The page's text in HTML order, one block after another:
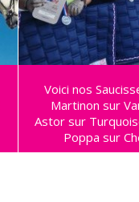
Voici nos
Martinon sur
Astor sur
Poppa sur